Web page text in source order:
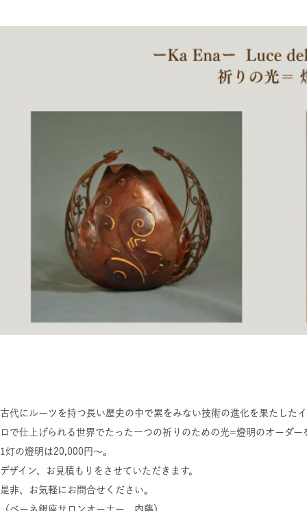
古代にルーツを持つ長い歴史の中で累をみない技術の進化を果たし
ロで仕上げられる世界でたった一つの祈りのための光=燈明のオーダ
1灯の燈明は20,000円～。
デザイン、お見積もりをさせていただきます。
是非、お気軽にお問合せください。
（ベーネ銀座サロンオーナー 内藤）